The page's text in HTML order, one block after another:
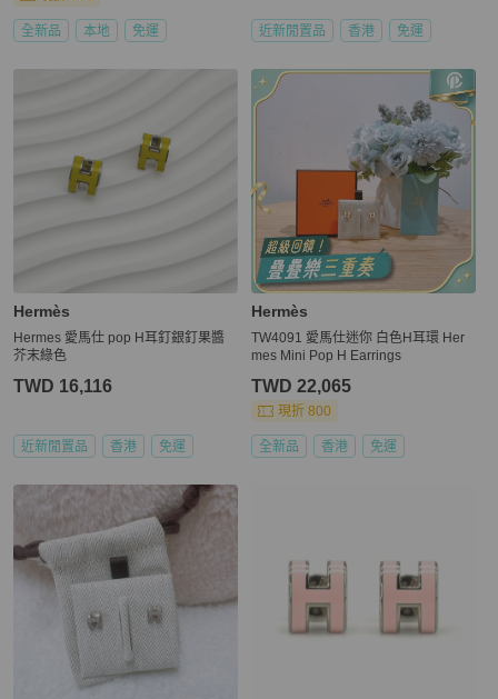
全新品 本地 免運 近新閒置品 香港 免運
Hermès
Hermes 愛馬仕 pop H耳釘銀釘果醬
芥末綠色
TWD 16,116
近新閒置品 香港 免運
Hermès
TW4091 愛馬仕迷你 白色H耳環 Her
mes Mini Pop H Earrings
TWD 22,065
現折 800
全新品 香港 免運